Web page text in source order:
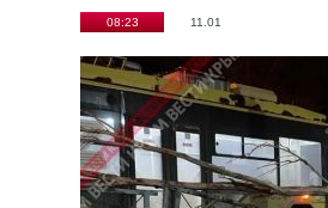
08:23 11.01